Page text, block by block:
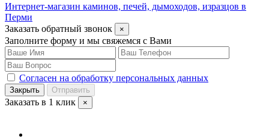
Интернет-магазин каминов, печей, дымоходов, изразцов в
Перми
Заказать обратный звонок
×
Заполните форму и мы свяжемся с Вами
Согласен на обработку персональных данных
Закрыть Отправить
Заказать в 1 клик ×